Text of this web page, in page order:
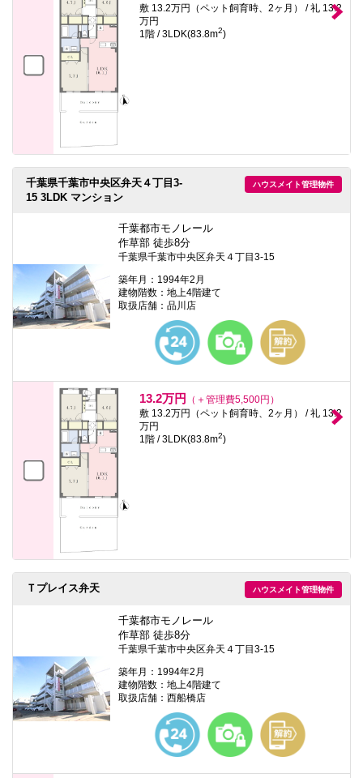
敷 13.2万円（ペット飼育時、2ヶ月） / 礼 13.2
万円
1階 / 3LDK(83.8m2)
ハウスメイト管理物件
千葉県千葉市中央区弁天４丁目3-
15 3LDK マンション
千葉都市モノレール
作草部 徒歩8分
千葉県千葉市中央区弁天４丁目3-15
築年月：1994年2月
建物階数：地上4階建て
取扱店舗：品川店
13.2万円
（＋管理費5,500円）
敷 13.2万円（ペット飼育時、2ヶ月） / 礼 13.2
万円
1階 / 3LDK(83.8m2)
ハウスメイト管理物件
Ｔプレイス弁天
千葉都市モノレール
作草部 徒歩8分
千葉県千葉市中央区弁天４丁目3-15
築年月：1994年2月
建物階数：地上4階建て
取扱店舗：西船橋店